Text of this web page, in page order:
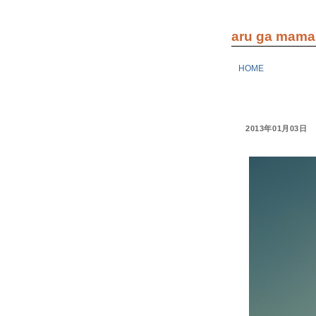
aru ga
HOME
2013年01月03日